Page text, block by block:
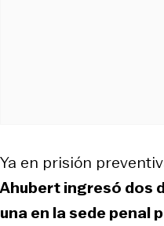
Ya en prisión
Ahubert ingresó dos
una en la sede penal